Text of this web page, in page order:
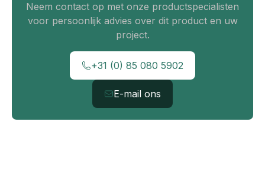
Neem contact op met onze productspecialisten
voor persoonlijk advies over dit product en uw
project.
+31 (0) 85 080 5902
E-mail ons